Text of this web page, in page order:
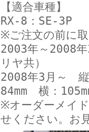
【適合車種】
RX-8：SE-3P
※ご注文の前に
2003年～2008
リヤ共）
2008年3月～
84mm 横：
※オーダーメイ
せください。お